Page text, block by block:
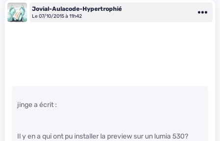
Jovial-Aulacode-Hypertrophié
Le 07/10/2015 à 11h42
jinge a écrit :
Il y en a qui ont pu installer la preview sur un lumia 530?